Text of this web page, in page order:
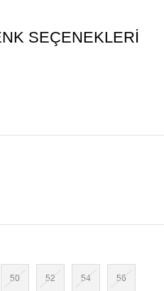
SEÇENEKLERI
50 52 54 56